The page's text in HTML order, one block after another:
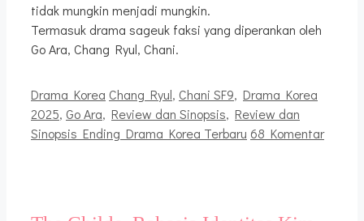
tidak mungkin menjadi mungkin.
Termasuk drama sageuk faksi yang diperankan oleh
Go Ara, Chang Ryul, Chani.
Kategori
Drama Korea Tag
Chang Ryul, Chani SF9, Drama Korea
2025, Go Ara, Review dan Sinopsis, Review dan
Sinopsis Ending Drama Korea Terbaru 68 Komentar